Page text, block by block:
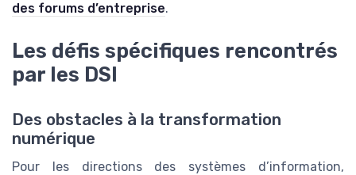
des forums d’entreprise.
Les défis spécifiques rencontrés
par les DSI
Des obstacles à la transformation
numérique
Pour les directions des systèmes d’information,